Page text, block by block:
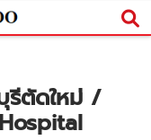
รีตัดใหม่ /